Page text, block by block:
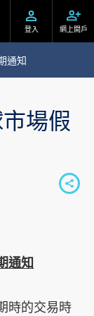
登入 網上開戶
通知
市場假
S
o
通知
時的交易時